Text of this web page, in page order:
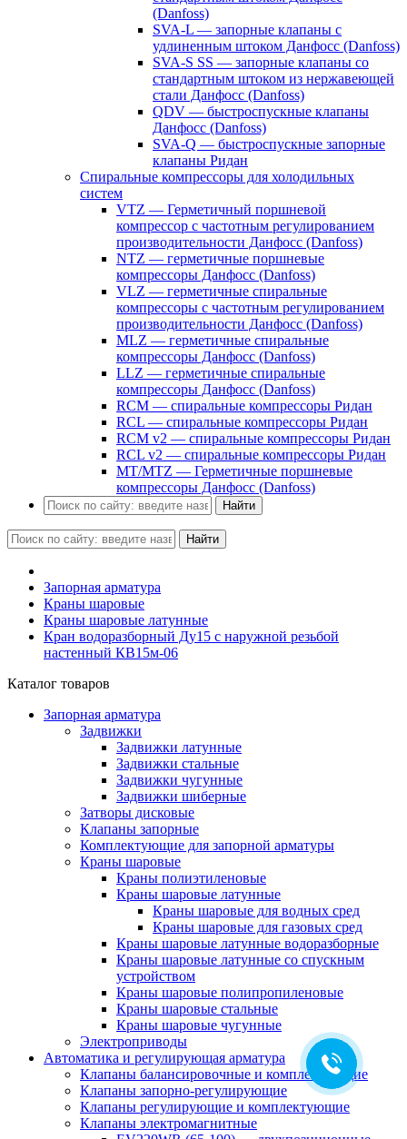
(Danfoss)
SVA-L — запорные клапаны с
удлиненным штоком Данфосс (Danfoss)
SVA-S SS — запорные клапаны со
стандартным штоком из нержавеющей
стали Данфосс (Danfoss)
QDV — быстроспускные клапаны
Данфосс (Danfoss)
SVA-Q — быстроспускные запорные
клапаны Ридан
Спиральные компрессоры для холодильных
систем
VTZ — Герметичный поршневой
компрессор с частотным регулированием
производительности Данфосс (Danfoss)
NTZ — герметичные поршневые
компрессоры Данфосс (Danfoss)
VLZ — герметичные спиральные
компрессоры с частотным регулированием
производительности Данфосс (Danfoss)
MLZ — герметичные спиральные
компрессоры Данфосс (Danfoss)
LLZ — герметичные спиральные
компрессоры Данфосс (Danfoss)
RCM — спиральные компрессоры Ридан
RCL — спиральные компрессоры Ридан
RCM v2 — спиральные компрессоры Ридан
RCL v2 — спиральные компрессоры Ридан
MT/MTZ — Герметичные поршневые
компрессоры Данфосс (Danfoss)
Найти
Найти
Запорная арматура
Краны шаровые
Краны шаровые латунные
Кран водоразборный Ду15 с наружной резьбой
настенный КВ15м-06
Каталог товаров
Запорная арматура
Задвижки
Задвижки латунные
Задвижки стальные
Задвижки чугунные
Задвижки шиберные
Затворы дисковые
Клапаны запорные
Комплектующие для запорной арматуры
Краны шаровые
Краны полиэтиленовые
Краны шаровые латунные
Краны шаровые для водных сред
Краны шаровые для газовых сред
Краны шаровые латунные водоразборные
Краны шаровые латунные со спускным
устройством
Краны шаровые полипропиленовые
Краны шаровые стальные
Краны шаровые чугунные
Электроприводы
Автоматика и регулирующая арматура
Клапаны балансировочные и комплектующие
Клапаны запорно-регулирующие
Клапаны регулирующие и комплектующие
Клапаны электромагнитные